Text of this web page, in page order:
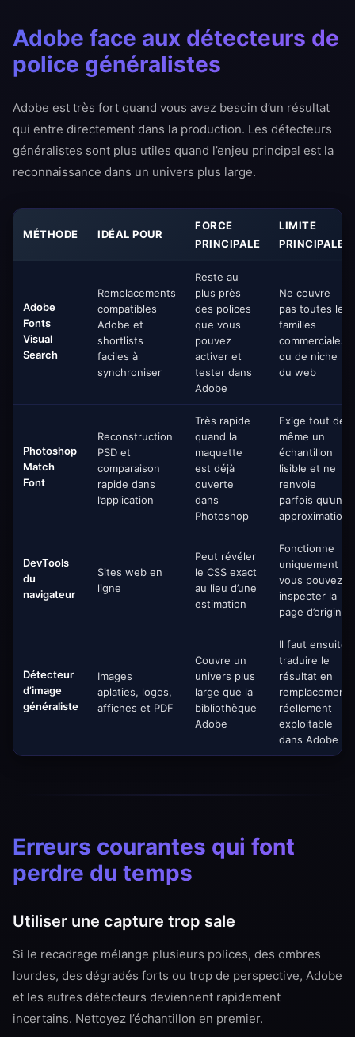
Adobe face aux détecteurs de
police généralistes
Adobe est très fort quand vous avez besoin d’un résultat
qui entre directement dans la production. Les détecteurs
généralistes sont plus utiles quand l’enjeu principal est la
reconnaissance dans un univers plus large.
MÉTHODE IDÉAL POUR
FORCE
PRINCIPALE
LIMITE
PRINCIPALE
Adobe
Fonts
Visual
Search
Remplacements
compatibles
Adobe et
shortlists
faciles à
synchroniser
Reste au
plus près
des polices
que vous
pouvez
activer et
tester dans
Adobe
Ne couvre
pas toutes les
familles
commerciales
ou de niche
du web
Photoshop
Match
Font
Reconstruction
PSD et
comparaison
rapide dans
l’application
Très rapide
quand la
maquette
est déjà
ouverte
dans
Photoshop
Exige tout de
même un
échantillon
lisible et ne
renvoie
parfois qu’une
approximation
DevTools
du
navigateur
Sites web en
ligne
Peut révéler
le CSS exact
au lieu d’une
estimation
Fonctionne
uniquement si
vous pouvez
inspecter la
page d’origine
Détecteur
d’image
généraliste
Images
aplaties, logos,
affiches et PDF
Couvre un
univers plus
large que la
bibliothèque
Adobe
Il faut ensuite
traduire le
résultat en
remplacement
réellement
exploitable
dans Adobe
Erreurs courantes qui font
perdre du temps
Utiliser une capture trop sale
Si le recadrage mélange plusieurs polices, des ombres
lourdes, des dégradés forts ou trop de perspective, Adobe
et les autres détecteurs deviennent rapidement
incertains. Nettoyez l’échantillon en premier.